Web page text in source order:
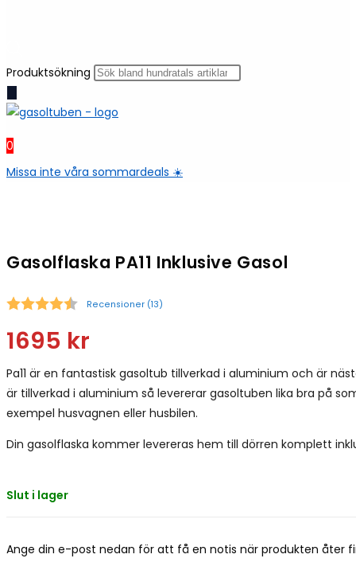
Produktsökning
0
Missa inte våra sommardeals ☀️
Gasolflaska PA11 Inklusive Gasol
Recensioner (13)
1695 kr
Pa11 är en fantastisk gasoltub tillverkad i aluminium och är
är tillverkad i aluminium så levererar gasoltuben lika bra på
exempel husvagnen eller husbilen.
Din gasolflaska kommer levereras hem till dörren komplett
Slut i lager
Ange din e-post nedan för att få en notis när produkten åter